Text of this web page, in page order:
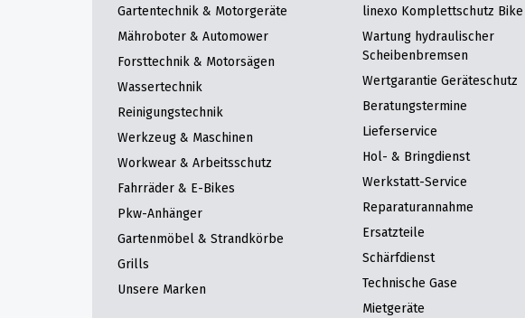
Gartentechnik & Motorgeräte
Mähroboter & Automower
Forsttechnik & Motorsägen
Wassertechnik
Reinigungstechnik
Werkzeug & Maschinen
Workwear & Arbeitsschutz
Fahrräder & E-Bikes
Pkw-Anhänger
Gartenmöbel & Strandkörbe
Grills
Unsere Marken
linexo Komplettschutz Bike
Wartung hydraulischer
Scheibenbremsen
Wertgarantie Geräteschutz
Beratungstermine
Lieferservice
Hol- & Bringdienst
Werkstatt-Service
Reparaturannahme
Ersatzteile
Schärfdienst
Technische Gase
Mietgeräte